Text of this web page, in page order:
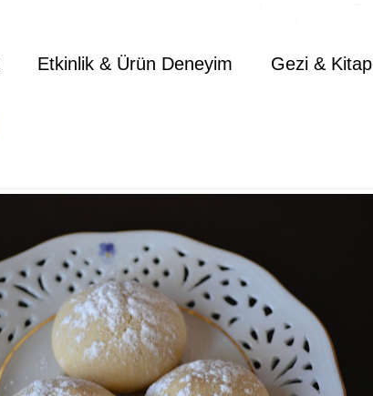
Etkinlik & Ürün Deneyim Gezi & Kitap